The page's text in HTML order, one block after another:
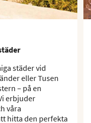
städer vid
eller Tusen
– på en
erbjuder
våra
hitta den perfekta